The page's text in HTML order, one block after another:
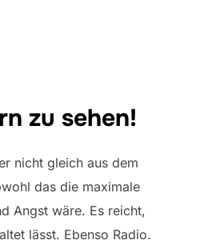
zu sehen!
nicht gleich aus dem
das die maximale
Angst wäre. Es reicht,
lässt. Ebenso Radio.